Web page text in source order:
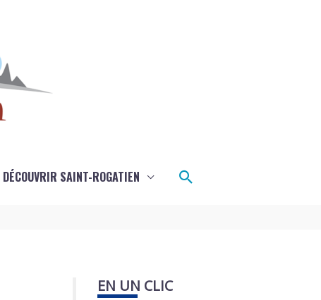
DÉCOUVRIR SAINT-ROGATIEN Rechercher
EN UN CLIC